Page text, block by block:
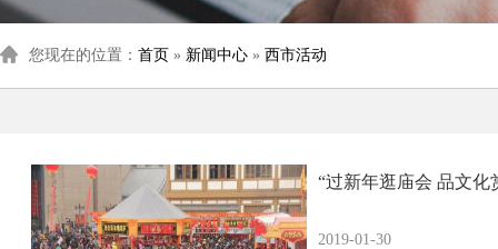
您现在的位置： 首页 » 新闻中心 » 西市活动
“过新年逛庙会 品文化
2019-01-30